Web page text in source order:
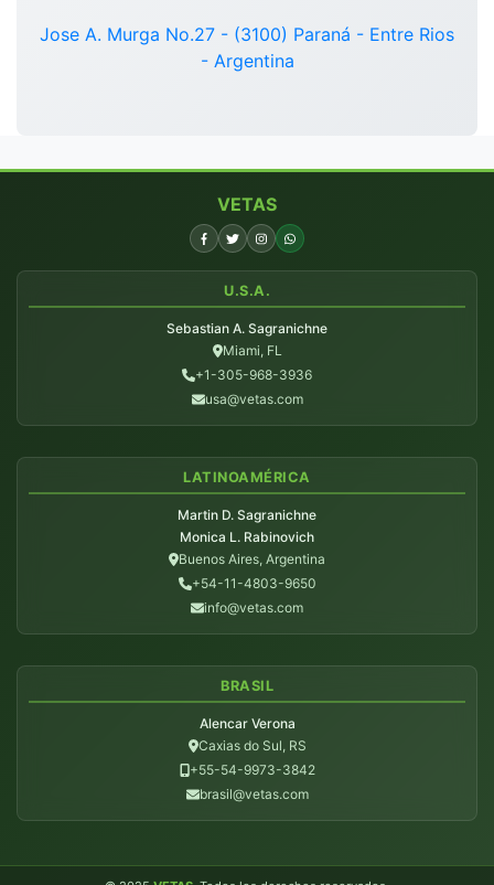
Jose A. Murga No.27 - (3100) Paraná - Entre Rios
- Argentina
VETAS
U.S.A.
Sebastian A. Sagranichne
Miami, FL
+1-305-968-3936
usa@vetas.com
LATINOAMÉRICA
Martin D. Sagranichne
Monica L. Rabinovich
Buenos Aires, Argentina
+54-11-4803-9650
info@vetas.com
BRASIL
Alencar Verona
Caxias do Sul, RS
+55-54-9973-3842
brasil@vetas.com